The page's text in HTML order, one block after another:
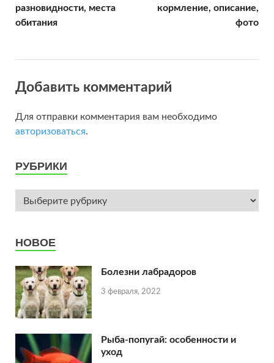
разновидности, места
обитания
кормление, описание,
фото
Добавить комментарий
Для отправки комментария вам необходимо
авторизоваться.
РУБРИКИ
НОВОЕ
Болезни лабрадоров
3 февраля, 2022
Рыба-попугай: особенности и
уход